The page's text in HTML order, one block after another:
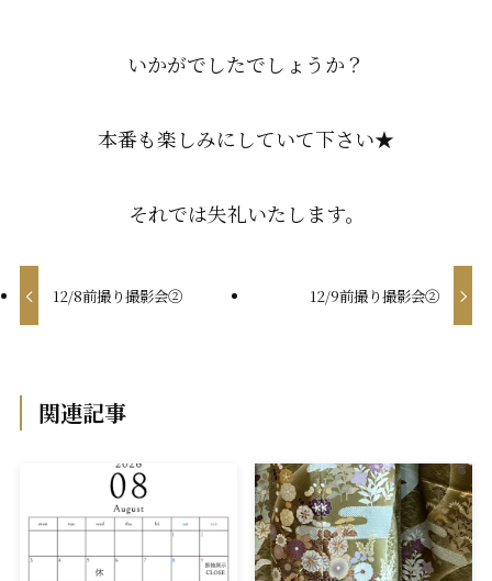
いかがでしたでしょうか？
本番も楽しみにしていて下さい★
それでは失礼いたします。
12/8前撮り撮影会② 12/9前撮り撮影会②
関連記事